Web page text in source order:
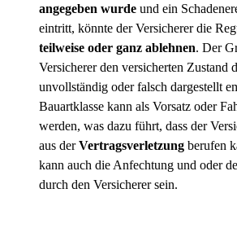
angegeben wurde und ein
eintritt, könnte der Versicherer die
teilweise oder ganz ablehnen. Der
Versicherer den versicherten Zustand
unvollständig oder falsch dargestellt
Bauartklasse kann als Vorsatz oder
werden, was dazu führt, dass der
aus derVertragsverletzung berufen
kann auch die Anfechtung und oder
durch den Versicherer sein.